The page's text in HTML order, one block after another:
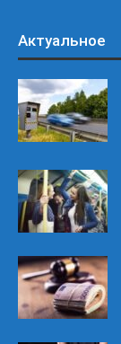
Актуальное